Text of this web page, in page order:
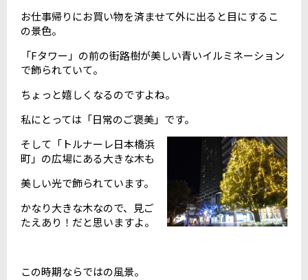
お仕事帰りにお買い物を済ませて外に出ると目にするこ
の景色。
「Fタワー」の前の街路樹が美しい青いイルミネーション
で飾られていて。
ちょっと嬉しくなるのですよね。
私にとっては「日常のご褒美」です。
そして「トルナーレ日本橋浜
町」の広場にある大きな木も
美しい光で飾られています。
かなり大きな木なので、見ご
たえあり！だと思いますよ。
この時期ならではの風景。